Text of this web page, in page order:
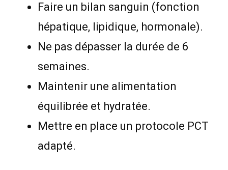
Faire un bilan sanguin (fonction
hépatique, lipidique, hormonale).
Ne pas dépasser la durée de 6
semaines.
Maintenir une alimentation
équilibrée et hydratée.
Mettre en place un protocole PCT
adapté.